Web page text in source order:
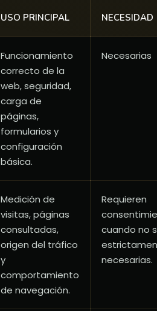
USO PRINCIPAL NECESIDAD
Funcionamiento
correcto de la
web, seguridad,
carga de
páginas,
formularios y
configuración
básica.
Necesarias
Medición de
visitas, páginas
consultadas,
origen del tráfico
y
comportamiento
de navegación.
Requieren
cuando no
necesarias.